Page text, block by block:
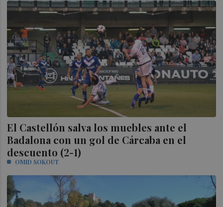
El Castellón salva los muebles ante el
Badalona con un gol de Cárcaba en el
descuento (2-1)
OMID SOKOUT